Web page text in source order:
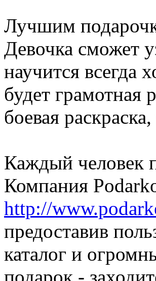
Лучшим
Девочка сможет
научится всегда
будет грамотная
боевая
Каждый человек
Компания
http://
предоставив
каталог и
подарок -